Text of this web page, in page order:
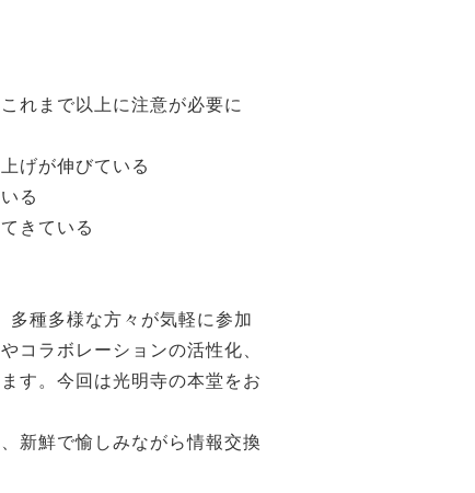
れまで以上に注意が必要に
げが伸びている
る
きている
種多様な方々が気軽に参加
コラボレーションの活性化、
す。今回は光明寺の本堂をお
新鮮で愉しみながら情報交換